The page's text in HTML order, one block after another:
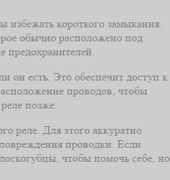
избежать короткого замыкания.
обычно расположено под
предохранителей.
он есть. Это обеспечит доступ к
проводов, чтобы
позже.
реле. Для этого аккуратно
проводки. Если
чтобы помочь себе, но